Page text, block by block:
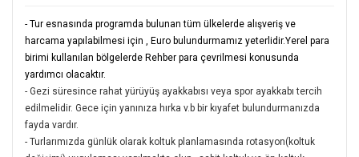
- Tur esnasında programda bulunan tüm ülkelerde alışveriş ve
harcama yapılabilmesi için , Euro bulundurmamız yeterlidir.Yerel para
birimi kullanılan bölgelerde Rehber para çevrilmesi konusunda
yardımcı olacaktır.
- Gezi süresince rahat yürüyüş ayakkabısı veya spor ayakkabı tercih
edilmelidir. Gece için yanınıza hırka v.b bir kıyafet bulundurmanızda
fayda vardır.
- Turlarımızda günlük olarak koltuk planlamasında rotasyon(koltuk